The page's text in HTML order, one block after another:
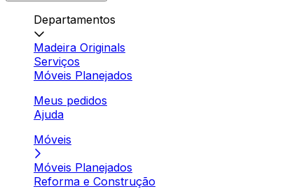
Departamentos
Madeira Originals
Serviços
Móveis Planejados
Meus pedidos
Ajuda
Móveis
Móveis Planejados
Reforma e Construção